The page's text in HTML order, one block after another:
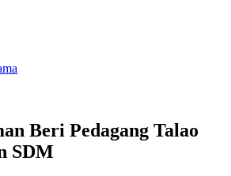
Beri Pedagang Talao
SDM